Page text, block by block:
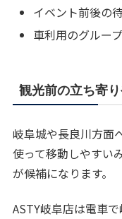
イベント前後の
車利用のグルー
観光前の立ち寄
岐阜城や長良川方面
使って移動しやすい
が候補になります。
ASTY岐阜店は電車